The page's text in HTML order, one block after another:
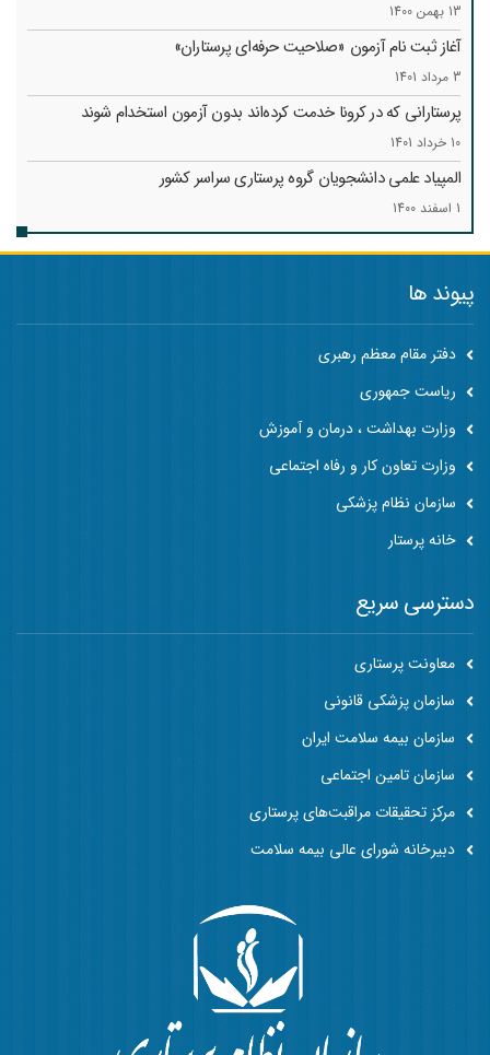
13 بهمن 1400
آغاز ثبت نام آزمون «صلاحیت حرفه‌ای پرستاران»
3 مرداد 1401
پرستارانی که در کرونا خدمت کرد‌ه‌اند بدون آزمون استخدام شوند
10 خرداد 1401
المپیاد علمی دانشجویان گروه پرستاری سراسر کشور
1 اسفند 1400
پیوند ها
دفتر مقام معظم رهبری
ریاست جمهوری
وزارت بهداشت ، درمان و آموزش
وزارت تعاون کار و رفاه اجتماعی
سازمان نظام پزشکی
خانه پرستار
دسترسی سریع
معاونت پرستاری
سازمان پزشکی قانونی
سازمان بیمه سلامت ایران
سازمان تامین اجتماعی
مرکز تحقیقات مراقبت‌های پرستاری
دبیرخانه شورای عالی بیمه سلامت